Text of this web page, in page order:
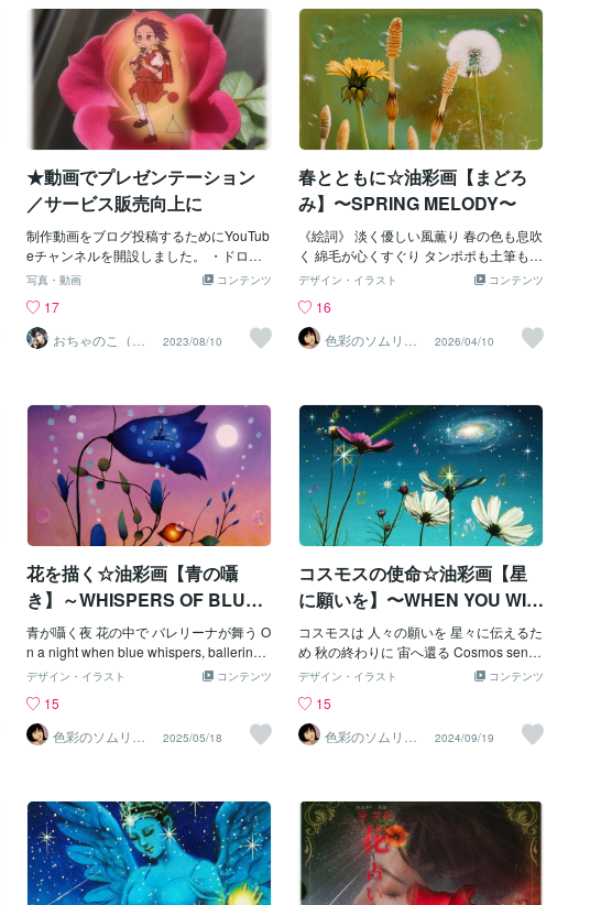
の表情が一気に柔らかくなって、どんど
ん笑顔が増えていくのが素敵だなぁって
思いました♪遊助さんのように、優しい
表情や温かい空気感を持っている方に私
は、とても惹かれます。ココナラを始め
る前に「文字で癒しを広めてみたい」と
数人の方にお話したことがありました。
「とても難しそうなことに、挑戦しよう
としてるね」と言われたこともありまし
た。その時に、「やっぱり、そうだよ
ね」と一歩下がるのか。「でも、挑戦し
てみたいんだよね」と一歩前に出るの
か。そこからは、自分次第になってくる
のだと思います。私も、どう広めたらい
いのか分からず、最初は手探りで始めま
した。「交換日記」「ファンレター」な
ど少しずつ、自分の思い描いてきたサー
ビスに近づいてきたように思います。あ
ありました。お花でも、癒しをお届けし
てみたいと思い「花言葉」のサービスも
始めてみました。サービスの出品、ブロ
グの発信は、未だにとても緊張します。
多分、慣れることはないように思いま
す。笑でも、ご購入者様から温かい応援
の声もいただき何かに挑戦しようとする
とき1人じゃないと実感することも多いで
す。私も、あなたのことを
にしたいですか？ 私は、自分のこと たく
さん表現できたらいいなと 思っていまし
た。 「こういうのが好き」を ブログでた
くさん発信してみたいです。 ココナラで
は あなたの優しい笑顔を引き出せるよう
な 活動を続けていきたいです。 ワクワク
すること、たくさん見つけて 素敵な春に
しましょうね。 （お知らせ） ①「花言
葉」新出品セール中1000円→500円（先
着10名様❀）素敵な7名様からお申込みと
1名様にご予約いただきました。 あと2名
様の限定価格です。②交換日記（少しだ
けリニューアル❀）１，『おはよう』
『おやすみ』の選択式→時間指定なしに
なりました。２，交換日記が終わったあ
とにあなたにぴったりの『花言葉』を1つ
プレゼント中です♪（「3日間のまったり
交換日記」限定❀）③ファンレター
みいただきありがとうございました。 今
日も、明日も 笑顔で過ごせますように❀
★動画でプレゼンテーション
／サービス販売向上に
制作動画をブログ投稿するためにYouTub
eチャンネルを開設しました。 ・ドロー
イング・プレゼン動画／HP、LPでの訴
グ・プレゼン動画については、 ホームペ
ージやランディングページなどで、訴求
力向上のための方策として良いのではと
ホームページやランディングページなど
の価値を高めることができるのではと思
います。 前にも同様の動画を投稿してい
ます。宜しかったらどうぞご覧下さい。
ドローイング／ひび割れのガラスに目と
花を／動画編集カバー画像用に薔薇を撮
影強風でガラスに物があたりひび割れの
ガラスが誕生！強風にはご注意！Yukopi
- 強風オールバック／歌愛 ユキそれで
は、また。
コンテンツ
写真・動画
17
おちゃのこ（御
茶乃子祭々）
2023/08/10
春とともに☆油彩画【まどろ
み】〜SPRING MELODY〜
《絵詞》 淡く優しい風薫り 春の色も息吹
く 綿毛が心くすぐり タンポポも土筆も
まどろむ Spring has come...My favorite
コンテンツマーケットへ出品中https://coc
onala.com/contents_market/pictures/cmn
t0pepj07839s0h5t4zmamn◎想い出の風
コンテンツ
デザイン・イラスト
16
色彩のソムリエ
（画家）
2026/04/10
花を描く☆油彩画【青の囁
き】～WHISPERS OF BLUE
～
青が囁く夜 花の中で バレリーナが舞う O
n a night when blue whispers, ballerinas
dance among the flowers. ◎お部屋に飾
コンテンツ
デザイン・イラスト
15
色彩のソムリエ
（画家）
2025/05/18
コスモスの使命☆油彩画【星
に願いを】〜WHEN YOU WIS
H UPON A STAR〜
コスモスは 人々の願いを 星々に伝えるた
め 秋の終わりに 宙へ還る Cosmos sends
people's wish to stars.
コンテンツ
デザイン・イラスト
15
色彩のソムリエ
（画家）
2024/09/19